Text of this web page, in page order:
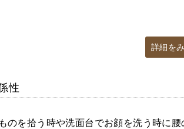
詳細を
性
のを拾う時や洗面台でお顔を洗う時に腰